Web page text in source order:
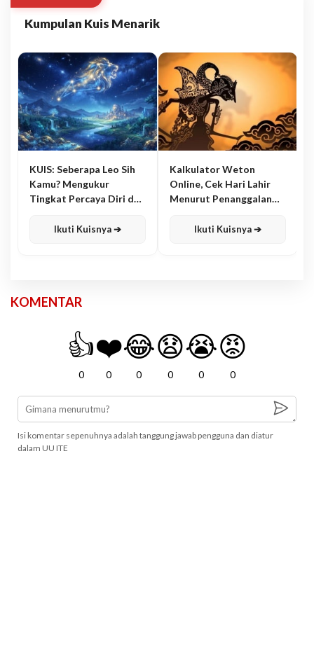
Kumpulan Kuis Menarik
KUIS: Seberapa Leo Sih
Kamu? Mengukur
Tingkat Percaya Diri dan
Ikuti Kuisnya ➔
Kalkulator Weton
Online, Cek Hari Lahir
Menurut Penanggalan
Ikuti Kuisnya ➔
KOMENTAR
👍
0
❤️
0
😂
0
😧
0
😭
0
😡
0
Isi komentar sepenuhnya adalah tanggung jawab pengguna dan diatur
dalam UU ITE